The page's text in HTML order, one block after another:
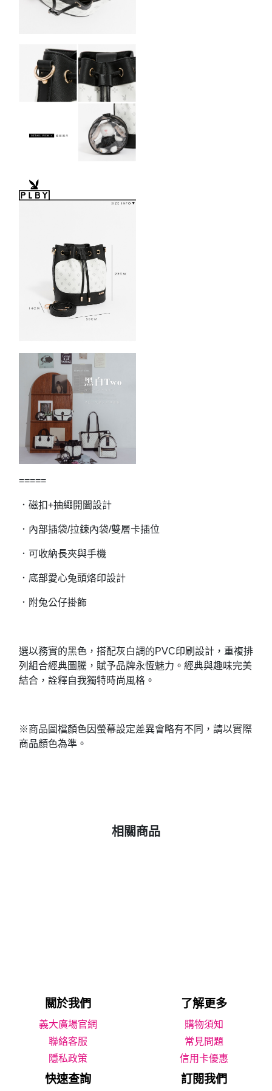
=====
．磁扣+抽繩開闔設計
．內部插袋/拉鍊內袋/雙層卡插位
．可收納長夾與手機
．底部愛心兔頭烙印設計
．附兔公仔掛飾
選以務實的黑色，搭配灰白調的PVC印刷設計，重複排
列組合經典圖騰，賦予品牌永恆魅力。經典與趣味完美
結合，詮釋自我獨特時尚風格。
※商品圖檔顏色因螢幕設定差異會略有不同，請以實際
商品顏色為準。
相關商品
關於我們 了解更多
義大廣場官網
購物須知
聯絡客服
常見問題
隱私政策
信用卡優惠
快速查詢 訂閱我們